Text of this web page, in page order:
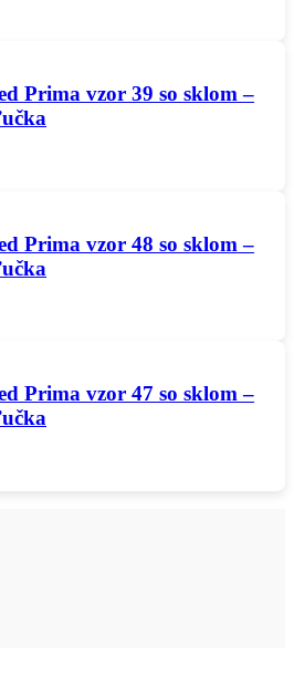
Prima vzor 39 so sklom –
Prima vzor 48 so sklom –
Prima vzor 47 so sklom –